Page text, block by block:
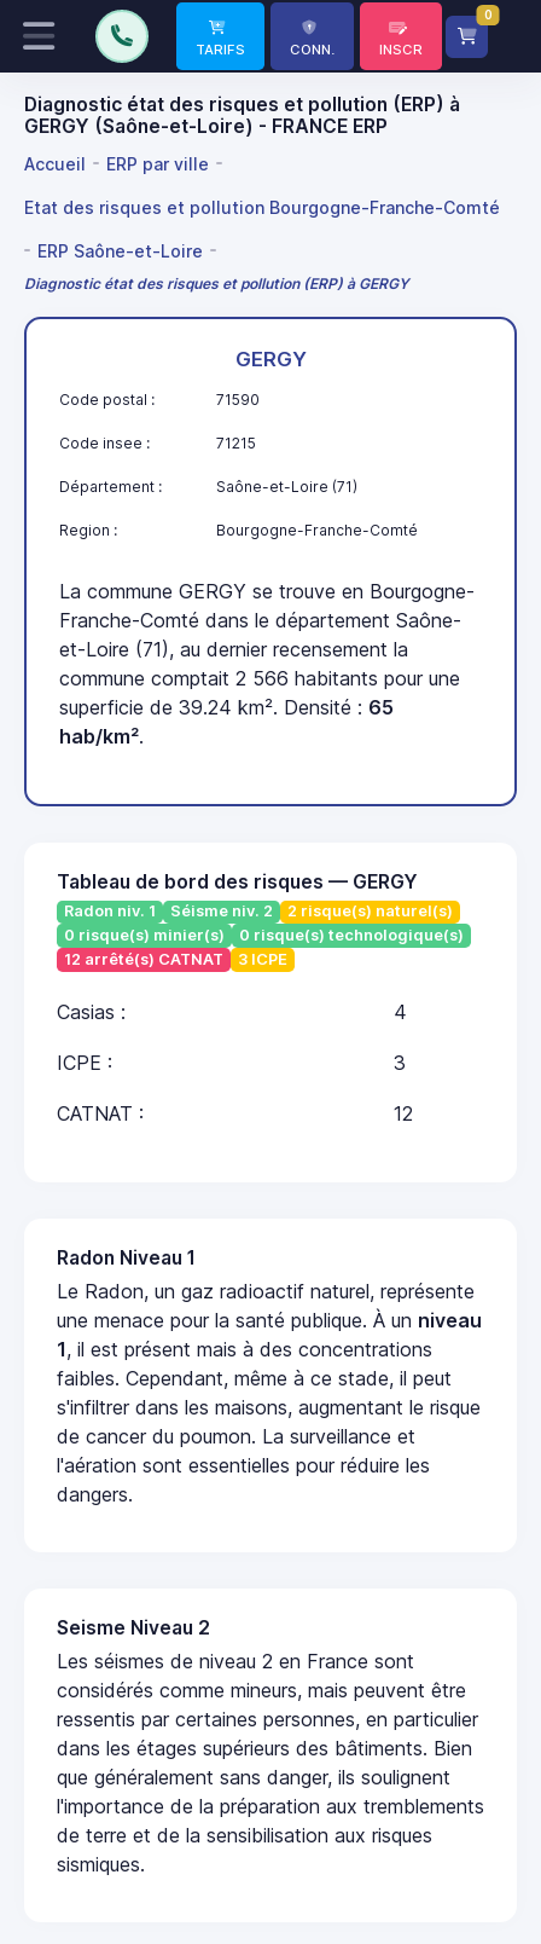
TARIFS CONN. INSCR
0
Diagnostic état des risques et pollution (ERP) à
GERGY (Saône-et-Loire) - FRANCE ERP
Accueil ERP par ville
Etat des risques et pollution Bourgogne-Franche-Comté
ERP Saône-et-Loire
Diagnostic état des risques et pollution (ERP) à GERGY
GERGY
Code postal : 71590
Code insee : 71215
Département : Saône-et-Loire (71)
Region : Bourgogne-Franche-Comté
La commune GERGY se trouve en Bourgogne-
Franche-Comté dans le département Saône-
et-Loire (71), au dernier recensement la
commune comptait 2 566 habitants pour une
superficie de 39.24 km². Densité : 65
hab/km².
Tableau de bord des risques — GERGY
Radon niv. 1 Séisme niv. 2
2 risque(s) naturel(s)
0 risque(s) minier(s)
0 risque(s) technologique(s)
12 arrêté(s) CATNAT
3 ICPE
Casias : 4
ICPE : 3
CATNAT : 12
Radon Niveau 1
Le Radon, un gaz radioactif naturel, représente
une menace pour la santé publique. À un niveau
1, il est présent mais à des concentrations
faibles. Cependant, même à ce stade, il peut
s'infiltrer dans les maisons, augmentant le risque
de cancer du poumon. La surveillance et
l'aération sont essentielles pour réduire les
dangers.
Seisme Niveau 2
Les séismes de niveau 2 en France sont
considérés comme mineurs, mais peuvent être
ressentis par certaines personnes, en particulier
dans les étages supérieurs des bâtiments. Bien
que généralement sans danger, ils soulignent
l'importance de la préparation aux tremblements
de terre et de la sensibilisation aux risques
sismiques.